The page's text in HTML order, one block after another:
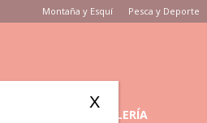
Montaña y Esquí Pesca y Deporte
GALERÍA
X